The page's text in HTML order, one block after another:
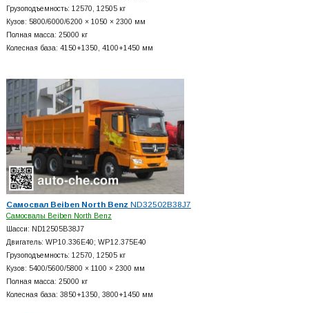
Грузоподъемность: 12570, 12505 кг
Кузов: 5800/6000/6200 × 1050 × 2300 мм
Полная масса: 25000 кг
Колесная база: 4150+1350, 4100+1450 мм
Самосвал Beiben North Benz ND32502B38J7
Самосвалы Beiben North Benz
Шасси: ND12505B38J7
Двигатель: WP10.336E40; WP12.375E40
Грузоподъемность: 12570, 12505 кг
Кузов: 5400/5600/5800 × 1100 × 2300 мм
Полная масса: 25000 кг
Колесная база: 3850+1350, 3800+1450 мм